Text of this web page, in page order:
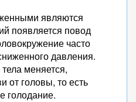
являются
появляется повод
часто
давления.
меняется,
от головы, то есть
голодание.